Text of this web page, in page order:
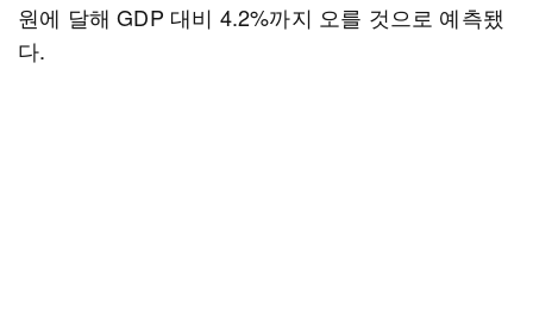
원에 달해 GDP 대비 4.2%까지 오를 것으로 예측됐
다.